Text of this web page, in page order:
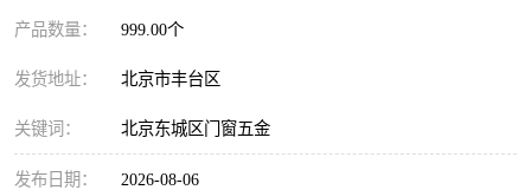
产品数量： 999.00个
发货地址： 北京市丰台区
关键词： 北京东城区门窗五金
发布日期： 2026-08-06